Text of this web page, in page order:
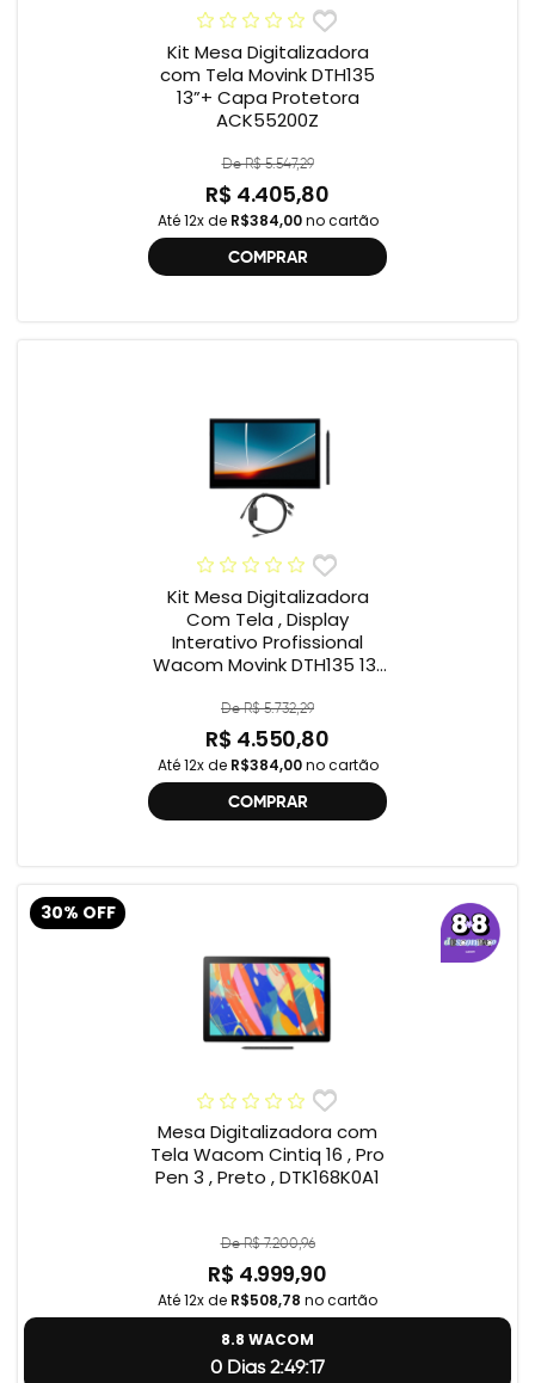
Kit Mesa Digitalizadora
com Tela Movink DTH135
13”+ Capa Protetora
ACK55200Z
De R$ 5.547,29
R$ 4.405,80
Até 12x de R$384,00no cartão
COMPRAR
Kit Mesa Digitalizadora
Com Tela , Display
Interativo Profissional
Wacom Movink DTH135 13”
One , 2ª geração
De R$ 5.732,29
R$ 4.550,80
Até 12x de R$384,00no cartão
COMPRAR
30% OFF
Mesa Digitalizadora com
Tela Wacom Cintiq 16 , Pro
Pen 3 , Preto , DTK168K0A1
De R$ 7.200,96
R$ 4.999,90
Até 12x de R$508,78 no cartão
8.8 WACOM
0 Dias 2:49:17